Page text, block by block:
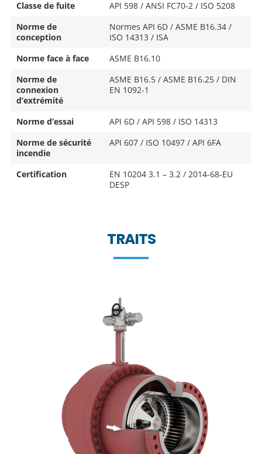
Classe de fuite
API 598 / ANSI FC70-2 / ISO 5208
Norme de
conception
Normes API 6D / ASME B16.34 /
ISO 14313 / ISA
Norme face à face
ASME B16.10
Norme de
connexion
d’extrémité
ASME B16.5 / ASME B16.25 / DIN
EN 1092-1
Norme d’essai
API 6D / API 598 / ISO 14313
Norme de sécurité
incendie
API 607 / ISO 10497 / API 6FA
Certification
EN 10204 3.1 – 3.2 / 2014-68-EU
DESP
TRAITS